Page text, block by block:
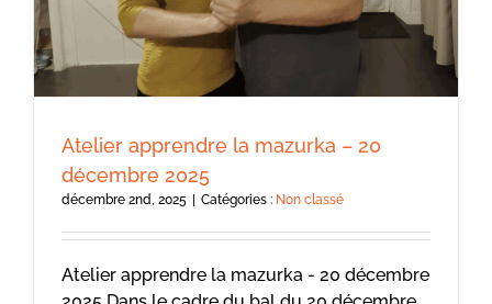
Atelier apprendre la mazurka – 20
décembre 2025
décembre 2nd, 2025 | Catégories : Non classé
Atelier apprendre la mazurka - 20 décembre